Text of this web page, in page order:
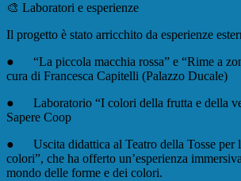
🎨 Laboratori e esperienze
Il progetto è stato arricchito da esperienze
● “La piccola macchia rossa” e “Rime a
cura di Francesca Capitelli (Palazzo Ducale)
● Laboratorio “I colori della frutta e della
Sapere Coop
● Uscita didattica al Teatro della Tosse per
colori”, che ha offerto un’esperienza
mondo delle forme e dei colori.